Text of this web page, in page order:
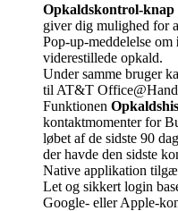
Opkaldskontrol-knap
giver dig mulighed for
Pop-up-meddelelse om
viderestillede opkald.
Under samme bruger
til AT&T Office@Hand
Funktionen
kontaktmomenter for
løbet af de sidste 90
der havde den sidste
Native applikation
Let og sikkert login
Google- eller Apple-